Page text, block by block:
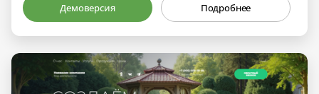
Демоверсия Подробнее